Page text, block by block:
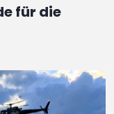
für die